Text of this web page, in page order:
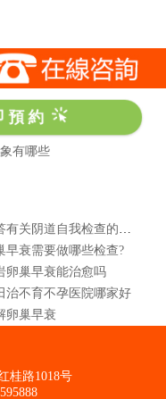
約
有哪些
早衰需要做哪些检查?
卵巢早衰能治愈吗
治不育不孕医院哪家好
卵巢早衰
桂路1018号